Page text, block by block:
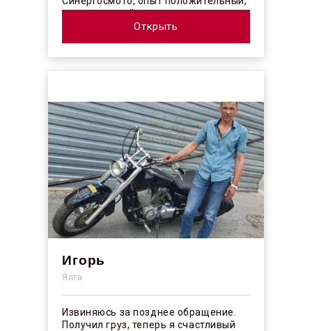
коллектив действительно
профессионалы своего ...
Открыть
Игорь
Ялта
Извиняюсь за позднее обращение.
Получил груз, теперь я счастливый